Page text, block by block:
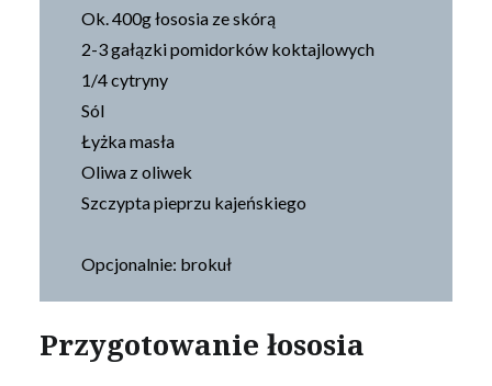
Ok. 400g łososia ze skórą
2-3 gałązki pomidorków koktajlowych
1/4 cytryny
Sól
Łyżka masła
Oliwa z oliwek
Szczypta pieprzu kajeńskiego
Opcjonalnie: brokuł
Przygotowanie łososia